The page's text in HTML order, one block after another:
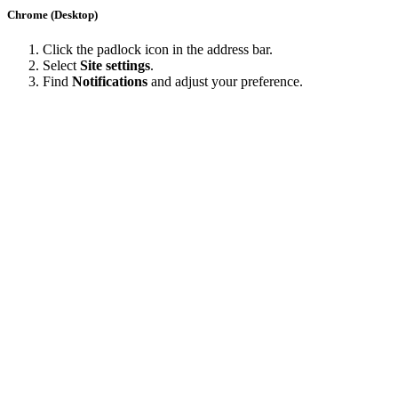
Chrome (Desktop)
Click the padlock icon in the address bar.
Select Site settings.
Find Notifications and adjust your preference.